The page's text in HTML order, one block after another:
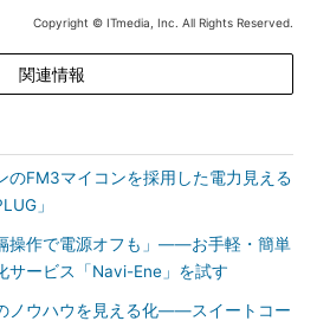
Copyright © ITmedia, Inc. All Rights Reserved.
関連情報
のFM3マイコンを採用した電力見える
」
操作で電源オフも」――お手軽・簡単
サービス「Navi-Ene」を試す
ノウハウを見える化――スイートコー